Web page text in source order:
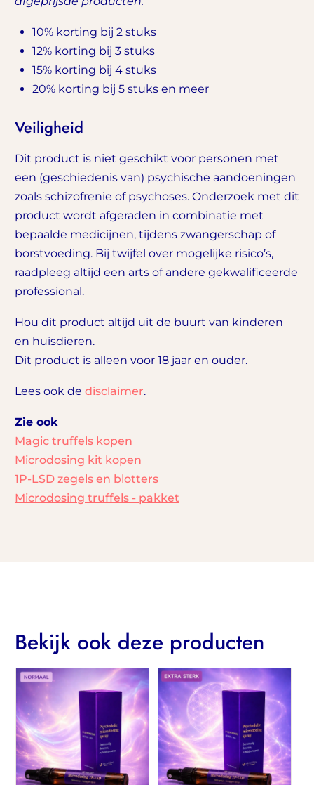
10% korting bij 2 stuks
12% korting bij 3 stuks
15% korting bij 4 stuks
20% korting bij 5 stuks en meer
Veiligheid
Dit product is niet geschikt voor personen met
een (geschiedenis van) psychische aandoeningen
zoals schizofrenie of psychoses. Onderzoek met dit
product wordt afgeraden in combinatie met
bepaalde medicijnen, tijdens zwangerschap of
borstvoeding. Bij twijfel over mogelijke risico’s,
raadpleeg altijd een arts of andere gekwalificeerde
professional.
Hou dit product altijd uit de buurt van kinderen
en huisdieren.
Dit product is alleen voor 18 jaar en ouder.
Lees ook de disclaimer.
Zie ook
Magic truffels kopen
Microdosing kit kopen
1P-LSD zegels en blotters
Microdosing truffels - pakket
Bekijk ook deze producten